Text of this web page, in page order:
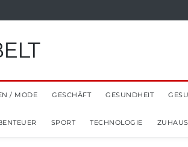
/ MODE GESCHÄFT GESUNDHEIT
SPORT TECHNOLOGIE